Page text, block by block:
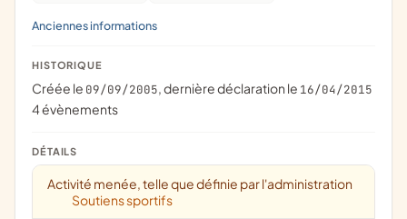
Anciennes informations
HISTORIQUE
Créée le 09/09/2005, dernière déclaration le 16/04/2015
4 évènements
DÉTAILS
Activité menée, telle que définie par l'administration
Soutiens sportifs